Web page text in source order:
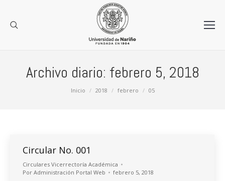
Archivo diario: febrero 5, 2018
Inicio 2018 febrero 05
Circular No. 001
Circulares Vicerrectoría Académica
Por Administración Portal Web febrero 5, 2018